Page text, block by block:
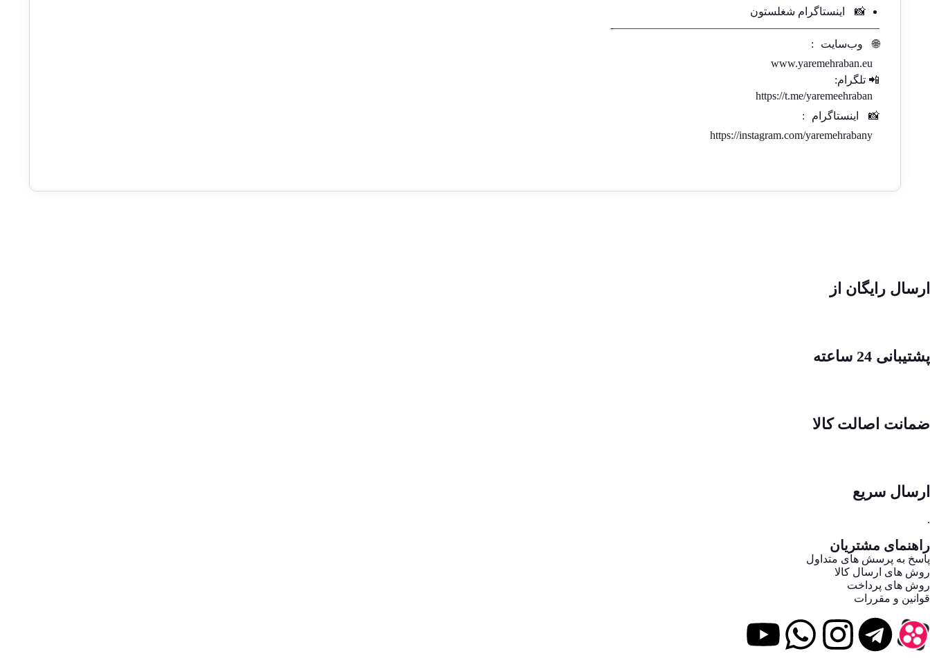
📸
اینستاگرام شغلستون
————————————————————————-
🌐
وب‌سایت
:
www.yaremehraban.eu
📲 تلگرام:
https://t.me/yaremeehraban
📸
اینستاگرام
:
https://instagram.com/yaremehrabany
ارسال رایگان از
پشتیبانی 24 ساعته
ضمانت اصالت کالا
ارسال سریع
.
راهنمای مشتریان
پاسخ به پرسش های متداول
روش های ارسال کالا
روش های پرداخت
قوانین و مقررات